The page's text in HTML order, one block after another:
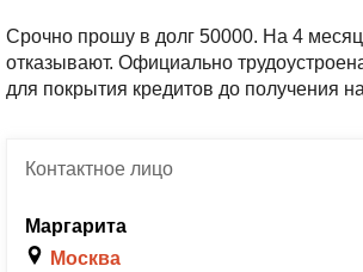
Срочно прошу в долг 50000. На 4
отказывают. Официально
для покрытия кредитов до получения
Контактноелицо
Маргарита
Москва